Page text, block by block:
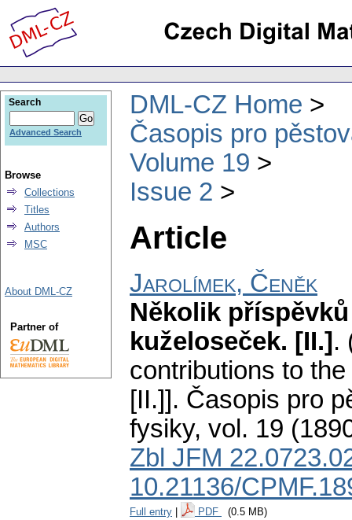
DML-CZ Home
Časopis pro
Volume 19
Issue 2
Article
Jarolímek, Čeněk
Několik
kuželoseček. [II.] .
contributions to
[II.]]. Časopis pro
fysiky, vol. 19
Zbl JFM
10.21136/
Full entry PDF (0.5 MB)
Search
Advanced Search
Browse
Collections
Titles
Authors
MSC
About DML-CZ
Partner of